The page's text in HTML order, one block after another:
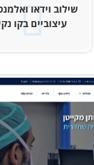
שילוב וידאו
עיצוביים בקו